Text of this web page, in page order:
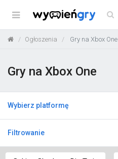
Menu
Ogłoszenia Gry na Xbox One
Gry na Xbox One
Wybierz platformę
Filtrowanie